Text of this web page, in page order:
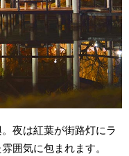
夜は紅葉が街路灯にラ
囲気に包まれます。